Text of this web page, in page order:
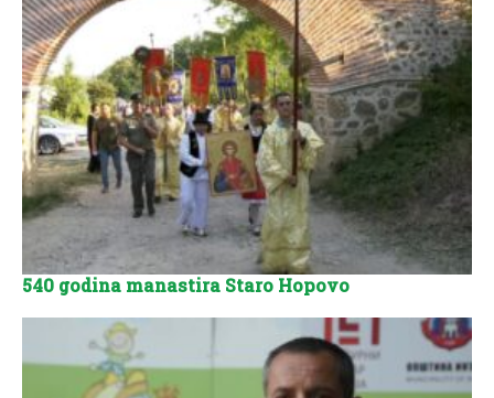
540 godina manastira Staro Hopovo